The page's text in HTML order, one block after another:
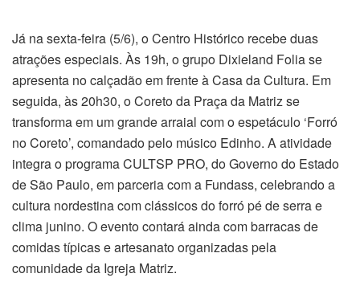
Já na sexta-feira (5/6), o Centro Histórico recebe duas
atrações especiais. Às 19h, o grupo Dixieland Folia se
apresenta no calçadão em frente à Casa da Cultura. Em
seguida, às 20h30, o Coreto da Praça da Matriz se
transforma em um grande arraial com o espetáculo ‘Forró
no Coreto’, comandado pelo músico Edinho. A atividade
integra o programa CULTSP PRO, do Governo do Estado
de São Paulo, em parceria com a Fundass, celebrando a
cultura nordestina com clássicos do forró pé de serra e
clima junino. O evento contará ainda com barracas de
comidas típicas e artesanato organizadas pela
comunidade da Igreja Matriz.